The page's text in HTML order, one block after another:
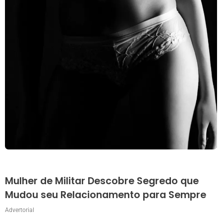
Mulher de Militar Descobre Segredo que
Mudou seu Relacionamento para Sempre
Advertorial